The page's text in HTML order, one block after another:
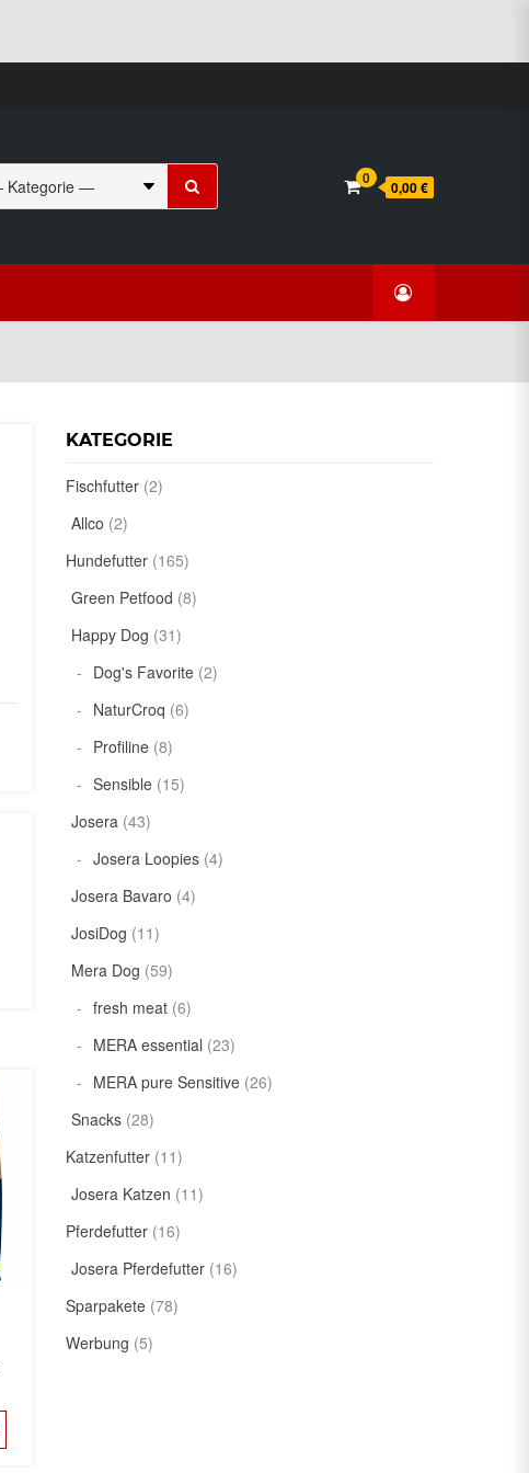
Suchen
nach:
0 0,00 €
KATEGORIE
Fischfutter (2)
Allco (2)
Hundefutter (165)
Green Petfood (8)
Happy Dog (31)
Dog's Favorite (2)
NaturCroq (6)
Profiline (8)
Sensible (15)
Josera (43)
Josera Loopies (4)
Josera Bavaro (4)
JosiDog (11)
Mera Dog (59)
fresh meat (6)
MERA essential (23)
MERA pure Sensitive (26)
Snacks (28)
Katzenfutter (11)
Josera Katzen (11)
Pferdefutter (16)
Josera Pferdefutter (16)
Sparpakete (78)
Werbung (5)